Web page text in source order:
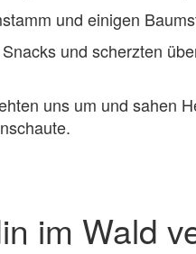
und einigen
und scherzten
uns um und sahen
im Wald